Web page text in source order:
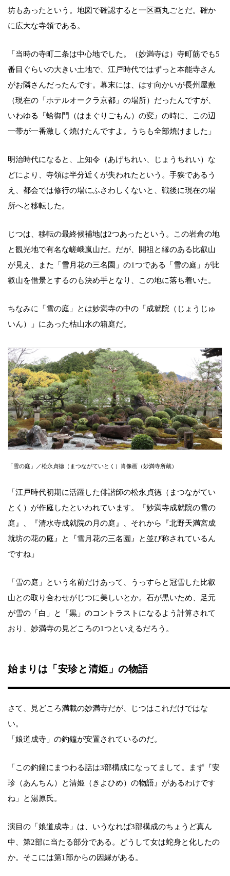
坊もあったという。地図で確認すると一区画丸ごとだ。確か
に広大な寺領である。
「当時の寺町二条は中心地でした。（妙満寺は）寺町筋でも5
番目ぐらいの大きい土地で、江戸時代ではずっと本能寺さん
がお隣さんだったんです。幕末には、はす向かいが長州屋敷
（現在の「ホテルオークラ京都」の場所）だったんですが、
いわゆる『蛤御門（はまぐりごもん）の変』の時に、この辺
一帯が一番激しく焼けたんですよ。うちも全部焼けました」
明治時代になると、上知令（あげちれい、じょうちれい）な
どにより、寺領は半分近くが失われたという。手狭であるう
え、都会では修行の場にふさわしくないと、戦後に現在の場
所へと移転した。
じつは、移転の最終候補地は2つあったという。この岩倉の地
と観光地で有名な嵯峨嵐山だ。だが、開祖と縁のある比叡山
が見え、また「雪月花の三名園」の1つである「雪の庭」が比
叡山を借景とするのも決め手となり、この地に落ち着いた。
ちなみに「雪の庭」とは妙満寺の中の「成就院（じょうじゅ
いん）」にあった枯山水の箱庭だ。
「雪の庭」／松永貞徳（まつながていとく）肖像画（妙満寺所蔵）
「江戸時代初期に活躍した俳諧師の松永貞徳（まつながてい
とく）が作庭したといわれています。『妙満寺成就院の雪の
庭』、『清水寺成就院の月の庭』、それから『北野天満宮成
就坊の花の庭』と『雪月花の三名園』と並び称されているん
ですね」
「雪の庭」という名前だけあって、うっすらと冠雪した比叡
山との取り合わせがじつに美しいとか。石が黒いため、足元
が雪の「白」と「黒」のコントラストになるよう計算されて
おり、妙満寺の見どころの1つといえるだろう。
始まりは「安珍と清姫」の物語
さて、見どころ満載の妙満寺だが、じつはこれだけではな
い。
「娘道成寺」の釣鐘が安置されているのだ。
「この釣鐘にまつわる話は3部構成になってまして。まず『安
珍（あんちん）と清姫（きよひめ）の物語』があるわけです
ね」と湯原氏。
演目の「娘道成寺」は、いうなれば3部構成のちょうど真ん
中、第2部に当たる部分である。どうして女は蛇身と化したの
か。そこには第1部からの因縁がある。